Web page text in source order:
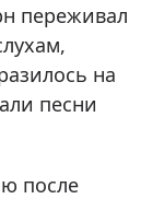
переживал
на
песни
после